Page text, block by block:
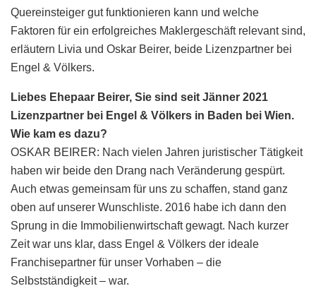
Quereinsteiger gut funktionieren kann und welche
Faktoren für ein erfolgreiches Maklergeschäft relevant sind,
erläutern Livia und Oskar Beirer, beide Lizenzpartner bei
Engel & Völkers.
Liebes Ehepaar Beirer, Sie sind seit Jänner 2021
Lizenzpartner bei Engel & Völkers in Baden bei Wien.
Wie kam es dazu?
OSKAR BEIRER: Nach vielen Jahren juristischer Tätigkeit
haben wir beide den Drang nach Veränderung gespürt.
Auch etwas gemeinsam für uns zu schaffen, stand ganz
oben auf unserer Wunschliste. 2016 habe ich dann den
Sprung in die Immobilienwirtschaft gewagt. Nach kurzer
Zeit war uns klar, dass Engel & Völkers der ideale
Franchisepartner für unser Vorhaben – die
Selbstständigkeit – war.